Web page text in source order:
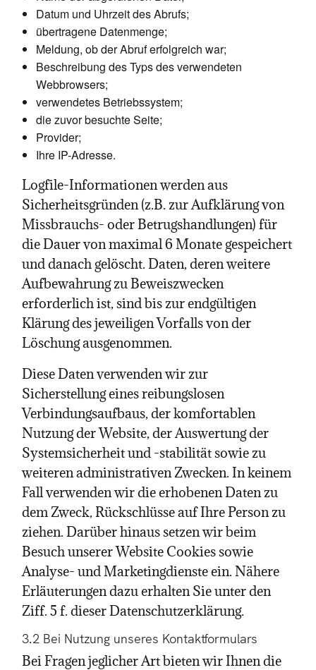
Datum und Uhrzeit des Abrufs;
übertragene Datenmenge;
Meldung, ob der Abruf erfolgreich war;
Beschreibung des Typs des verwendeten
Webbrowsers;
verwendetes Betriebssystem;
die zuvor besuchte Seite;
Provider;
Ihre IP-Adresse.
Logfile-Informationen werden aus
Sicherheitsgründen (z.B. zur Aufklärung von
Missbrauchs- oder Betrugshandlungen) für
die Dauer von maximal 6 Monate gespeichert
und danach gelöscht. Daten, deren weitere
Aufbewahrung zu Beweiszwecken
erforderlich ist, sind bis zur endgültigen
Klärung des jeweiligen Vorfalls von der
Löschung ausgenommen.
Diese Daten verwenden wir zur
Sicherstellung eines reibungslosen
Verbindungsaufbaus, der komfortablen
Nutzung der Website, der Auswertung der
Systemsicherheit und -stabilität sowie zu
weiteren administrativen Zwecken. In keinem
Fall verwenden wir die erhobenen Daten zu
dem Zweck, Rückschlüsse auf Ihre Person zu
ziehen. Darüber hinaus setzen wir beim
Besuch unserer Website Cookies sowie
Analyse- und Marketingdienste ein. Nähere
Erläuterungen dazu erhalten Sie unter den
Ziff. 5 f. dieser Datenschutzerklärung.
3.2 Bei Nutzung unseres Kontaktformulars
Bei Fragen jeglicher Art bieten wir Ihnen die